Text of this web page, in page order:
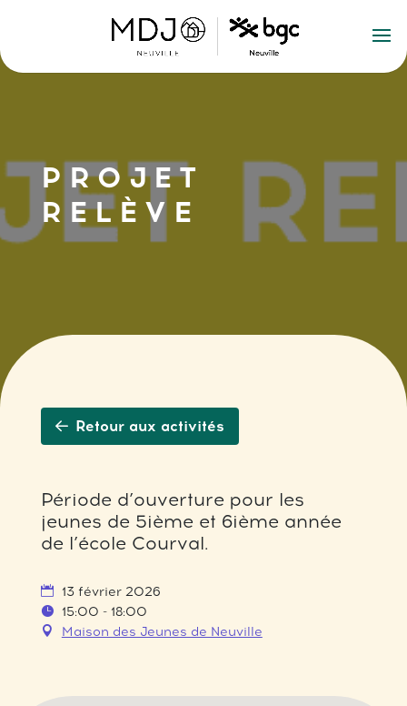
PROJET
RELÈVE
Retour aux activités
Période d’ouverture pour les
jeunes de 5ième et 6ième année
de l’école Courval.
13 février 2026
15:00 - 18:00
Maison des Jeunes de Neuville